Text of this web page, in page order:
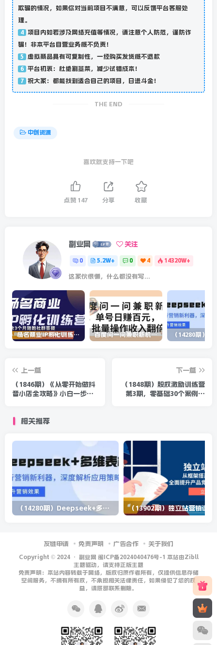
欺骗的情况，如果你对当前项目不满意，可以反馈平台客服处
理。
4 项目内如若涉及网络充值等情况，请注意个人防范，谨防诈
骗！非本平台自营业务概不负责！
5 虚拟商品具有可复制性，一经购买发货概不退款
6 平台初衷：杜绝割韭菜，减少试错成本！
7 祝大家：都能找到适合自己的项目，日进斗金！
THE END
中创资源
喜欢就支持一下吧
点赞 147 分享 收藏
副业网 关注
0 5.2W+ 0 4 14320W+
这家伙很懒，什么都没有写...
杨名商业IP孵化训练营，从商业到内容到转化一站式学 价值5980元 百度问一问兼职新机遇，单号日赚百元，批量操作收入翻倍
上一篇
（1846期）《从零开始做抖
音小店全攻略》小白一步一
下一篇
（1848期）股权激励训练营
第3期，零基础30个案例搞
相关推荐
（14280期）Deepseek+多维表格，银行营销新利器，深度解析应用策略，提升营销效果
友链申请 免责声明 广告合作 关于我们
Copyright © 2024 · 副业网 闽ICP备2024040476号-1 本站由Zibll
主题驱动，请支持正版主题
免责声明：本站内容转载于网络，版权归原作者所有，仅提供信息存储
空间服务，不拥有所有权，不承担相关法律责任，如果侵犯了您的权
益，请底部联系删除。